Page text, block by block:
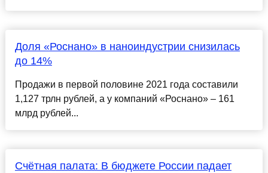
Доля «Роснано» в наноиндустрии снизилась
до 14%
Продажи в первой половине 2021 года составили
1,127 трлн рублей, а у компаний «Роснано» – 161
млрд рублей...
Счётная палата: В бюджете России падает